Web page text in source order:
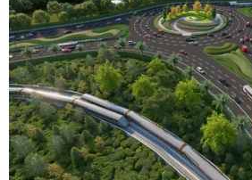
#Thành phố Hồ Chí Minh
#Du lịch Thành phố Hồ Chí Minh
#Bưu điện Thành phố
#chợ Bến
Tp. Hồ Chí Minh